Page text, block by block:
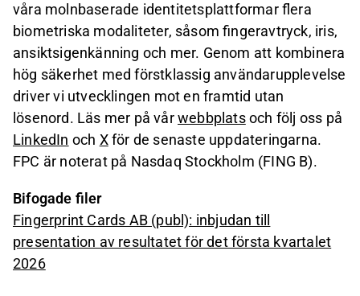
våra molnbaserade identitetsplattformar flera
biometriska modaliteter, såsom fingeravtryck, iris,
ansiktsigenkänning och mer. Genom att kombinera
hög säkerhet med förstklassig användarupplevelse
driver vi utvecklingen mot en framtid utan
lösenord. Läs mer på vårwebbplatsoch följ oss på
LinkedIn och Xför de senaste uppdateringarna.
FPC är noterat på Nasdaq Stockholm (FING B).
Bifogade filer
Fingerprint Cards AB (publ): inbjudan till
presentation av resultatet för det första kvartalet
2026